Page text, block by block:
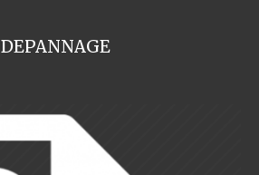
DEPANNAGE